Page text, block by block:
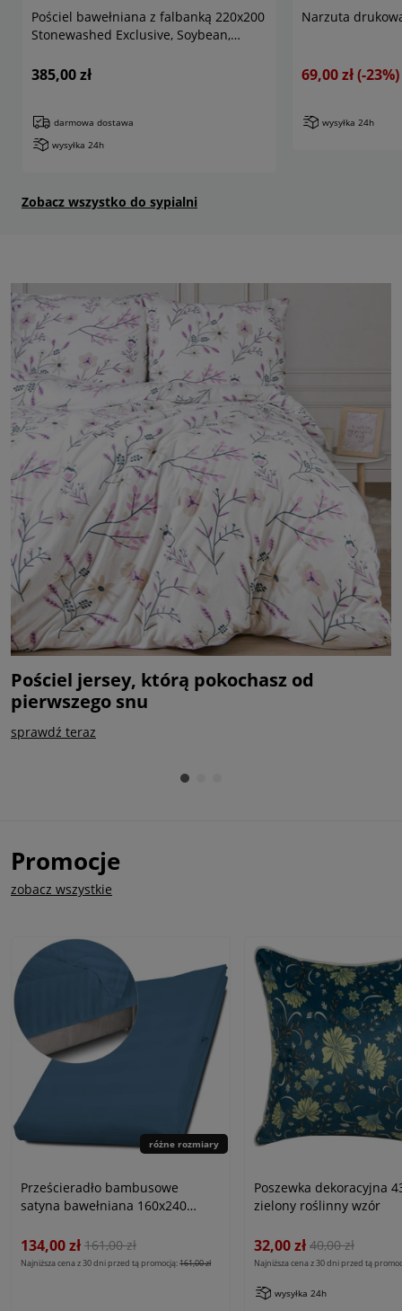
Pościel bawełniana z falbanką 220x200
Stonewashed Exclusive, Soybean,
385,00 zł
darmowa dostawa
wysyłka 24h
Narzuta
69,00 zł(-23%)
wysyłka 24h
Zobacz wszystko do sypialni
Pościel jersey, którą pokochasz od
pierwszego snu
sprawdź teraz
Promocje
zobacz wszystkie
różne rozmiary
Prześcieradło bambusowe
satyna bawełniana 160x240
134,00 zł 161,00 zł
Najniższa cena z 30 dni przed tą promocją:161,00 zł
Poszewka dekoracyjna
zielony roślinny wzór
32,00 zł 40,00 zł
Najniższa cena z 30 dni przed tą
wysyłka 24h